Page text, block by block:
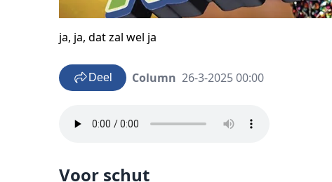
ja, ja, dat zal wel ja
Deel Column 26-3-2025 00:00
Voor schut